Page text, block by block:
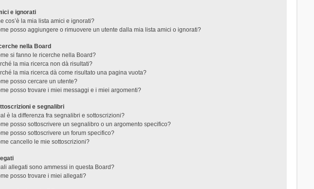
e ignorati
cos’è la mia lista amici e ignorati?
posso aggiungere o rimuovere un utente dalla mia lista amici o ignorati?
nella Board
si fanno le ricerche nella Board?
la mia ricerca non dà risultati?
la mia ricerca dà come risultato una pagina vuota?
posso cercare un utente?
posso trovare i miei messaggi e i miei argomenti?
e segnalibri
è la differenza fra segnalibri e sottoscrizioni?
posso sottoscrivere un segnalibro o un argomento specifico?
posso sottoscrivere un forum specifico?
cancello le mie sottoscrizioni?
allegati sono ammessi in questa Board?
posso trovare i miei allegati?